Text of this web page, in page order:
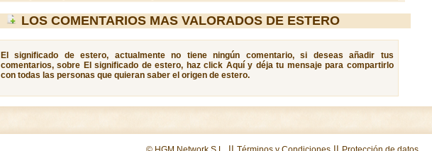
LOS COMENTARIOS MAS VALORADOS DE ESTERO
El significado de estero, actualmente no tiene ningún comentario, si deseas añadir tus
comentarios, sobre El significado de estero, haz click Aquí y déja tu mensaje para compartirlo
con todas las personas que quieran saber el origen de estero.